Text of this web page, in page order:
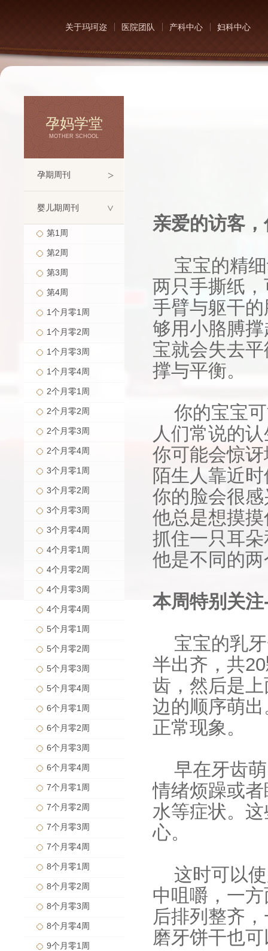
关于玛珂迩 医院团队 产科中心 妇科中心
孕妈学堂
MOTHER SCHOOL
孕期周刊 >
婴儿期周刊 >
第1周
第2周
第3周
第4周
1个月零1周
1个月零2周
1个月零3周
1个月零4周
2个月零1周
2个月零2周
2个月零3周
2个月零4周
3个月零1周
3个月零2周
3个月零3周
3个月零4周
4个月零1周
4个月零2周
4个月零3周
4个月零4周
5个月零1周
5个月零2周
5个月零3周
5个月零4周
6个月零1周
6个月零2周
6个月零3周
6个月零4周
7个月零1周
7个月零2周
7个月零3周
7个月零4周
8个月零1周
8个月零2周
8个月零3周
8个月零4周
9个月零1周
亲爱的访客
宝宝的精细
两只手撕纸
手臂与躯干
够用小胳膊
宝就会失去
撑与平衡。
你的宝宝
人们常说的
你可能会惊
陌生人靠近
你的脸会很
他总是想摸
抓住一只耳
他是不同的
本周特别关
宝宝的乳
半出齐，共
齿，然后是
边的顺序萌
正常现象。
早在牙齿
情绪烦躁或
水等症状。
心。
这时可以
中咀嚼，一
后排列整齐
磨牙饼干也